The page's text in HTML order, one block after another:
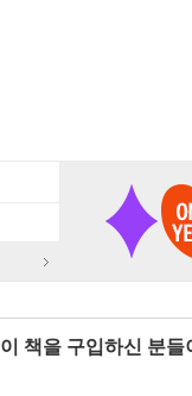
이 책을 구입하신 분